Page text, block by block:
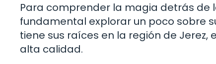
Para comprender la magia detrás de
fundamental explorar un poco sobre
tiene sus raíces en la región de Jerez,
alta calidad.